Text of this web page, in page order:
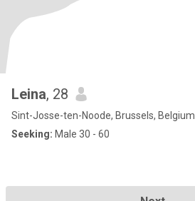
Leina, 28
Sint-Josse-ten-Noode, Brussels, Belgium
Seeking: Male 30 - 60